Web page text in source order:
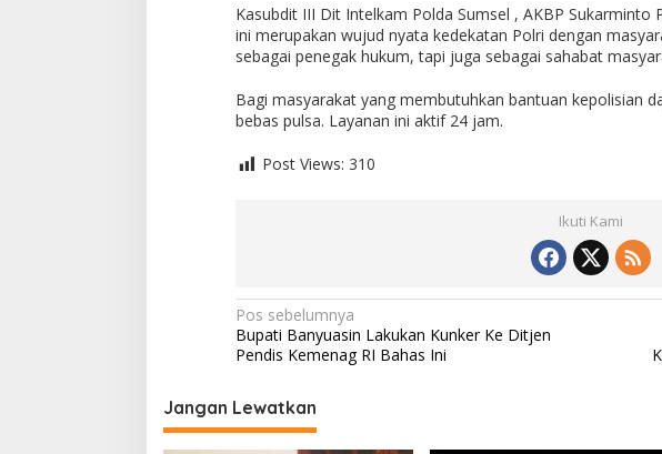
a
S
u
e
l
a
e
m
b
o
d
Kasubdit III Dit Intelkam Polda Sumsel , AKBP Sukarminto
ini merupakan wujud nyata kedekatan Polri dengan
sebagai penegak hukum, tapi juga sebagai sahabat
Bagi masyarakat yang membutuhkan bantuan kepolisian
bebas pulsa. Layanan ini aktif 24 jam.
Post Views: 310
Ikuti Kami
N
a
v
i
g
Pos sebelumnya
Bupati Banyuasin Lakukan Kunker Ke Ditjen
Pendis Kemenag RI Bahas Ini
Jangan Lewatkan